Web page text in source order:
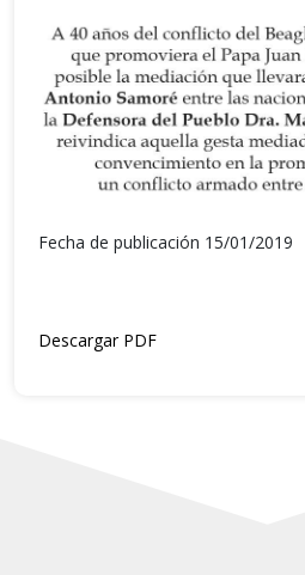
Fecha de publicación 15/01/2019
Descargar PDF